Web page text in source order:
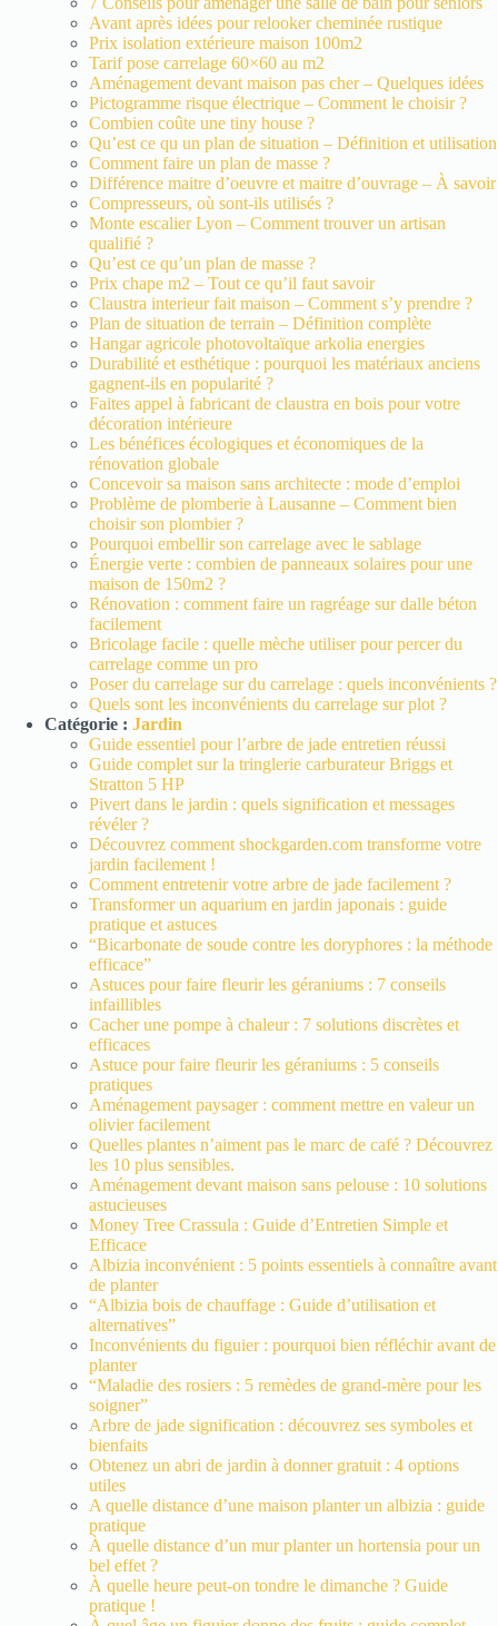
Avant après idées pour relooker cheminée rustique
Prix isolation extérieure maison 100m2
Tarif pose carrelage 60×60 au m2
Aménagement devant maison pas cher – Quelques idées
Pictogramme risque électrique – Comment le choisir ?
Combien coûte une tiny house ?
Qu’est ce qu un plan de situation – Définition et utilisation
Comment faire un plan de masse ?
Différence maitre d’oeuvre et maitre d’ouvrage – À savoir
Compresseurs, où sont-ils utilisés ?
Monte escalier Lyon – Comment trouver un artisan
qualifié ?
Qu’est ce qu’un plan de masse ?
Prix chape m2 – Tout ce qu’il faut savoir
Claustra interieur fait maison – Comment s’y prendre ?
Plan de situation de terrain – Définition complète
Hangar agricole photovoltaïque arkolia energies
Durabilité et esthétique : pourquoi les matériaux anciens
gagnent-ils en popularité ?
Faites appel à fabricant de claustra en bois pour votre
décoration intérieure
Les bénéfices écologiques et économiques de la
rénovation globale
Concevoir sa maison sans architecte : mode d’emploi
Problème de plomberie à Lausanne – Comment bien
choisir son plombier ?
Pourquoi embellir son carrelage avec le sablage
Énergie verte : combien de panneaux solaires pour une
maison de 150m2 ?
Rénovation : comment faire un ragréage sur dalle béton
facilement
Bricolage facile : quelle mèche utiliser pour percer du
carrelage comme un pro
Poser du carrelage sur du carrelage : quels inconvénients ?
Quels sont les inconvénients du carrelage sur plot ?
Catégorie : Jardin
Guide essentiel pour l’arbre de jade entretien réussi
Guide complet sur la tringlerie carburateur Briggs et
Stratton 5 HP
Pivert dans le jardin : quels signification et messages
révéler ?
Découvrez comment shockgarden.com transforme votre
jardin facilement !
Comment entretenir votre arbre de jade facilement ?
Transformer un aquarium en jardin japonais : guide
pratique et astuces
“Bicarbonate de soude contre les doryphores : la méthode
efficace”
Astuces pour faire fleurir les géraniums : 7 conseils
infaillibles
Cacher une pompe à chaleur : 7 solutions discrètes et
efficaces
Astuce pour faire fleurir les géraniums : 5 conseils
pratiques
Aménagement paysager : comment mettre en valeur un
olivier facilement
Quelles plantes n’aiment pas le marc de café ? Découvrez
les 10 plus sensibles.
Aménagement devant maison sans pelouse : 10 solutions
astucieuses
Money Tree Crassula : Guide d’Entretien Simple et
Efficace
Albizia inconvénient : 5 points essentiels à connaître avant
de planter
“Albizia bois de chauffage : Guide d’utilisation et
alternatives”
Inconvénients du figuier : pourquoi bien réfléchir avant de
planter
“Maladie des rosiers : 5 remèdes de grand-mère pour les
soigner”
Arbre de jade signification : découvrez ses symboles et
bienfaits
Obtenez un abri de jardin à donner gratuit : 4 options
utiles
A quelle distance d’une maison planter un albizia : guide
pratique
À quelle distance d’un mur planter un hortensia pour un
bel effet ?
À quelle heure peut-on tondre le dimanche ? Guide
pratique !